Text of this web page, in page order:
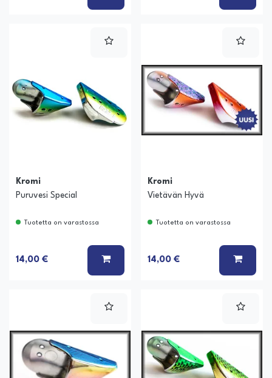
Kromi
Puruvesi Special
Tuotetta on varastossa
14,00 € LISÄÄ KORIIN
Kromi
Vietävän Hyvä
Tuotetta on varastossa
14,00 € LISÄÄ